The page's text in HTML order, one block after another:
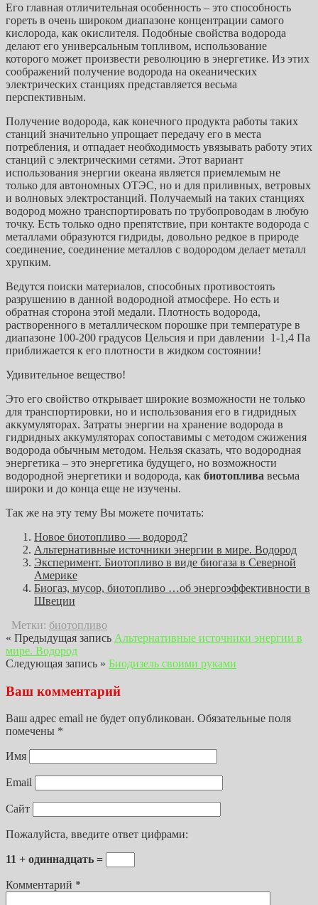
Его главная отличительная особенность – это способность
гореть в очень широком диапазоне концентрации самого
кислорода, как окислителя. Подобные свойства водорода
делают его универсальным топливом, использование
которого может произвести революцию в энергетике. Из этих
соображений получение водорода на океанических
электрических станциях представляется весьма
перспективным.
Получение водорода, как конечного продукта работы таких
станций значительно упрощает передачу его в места
потребления, и отпадает необходимость увязывать работу этих
станций с электрическими сетями. Этот вариант
использования энергии океана является приемлемым не
только для автономных ОТЭС, но и для приливных, ветровых
и волновых электростанций. Получаемый на таких станциях
водород можно транспортировать по трубопроводам в любую
точку. Есть только одно препятствие, при контакте водорода с
металлами образуются гидриды, довольно редкое в природе
соединение, соединение металлов с водородом делает металл
хрупким.
Ведутся поиски материалов, способных противостоять
разрушению в данной водородной атмосфере. Но есть и
обратная сторона этой медали. Плотность водорода,
растворенного в металлическом порошке при температуре в
диапазоне 100-200 градусов Цельсия и при давлении 1-1,4 Па
приближается к его плотности в жидком состоянии!
Удивительное вещество!
Это его свойство открывает широкие возможности не только
для транспортировки, но и использования его в гидридных
аккумуляторах. Затраты энергии на хранение водорода в
гидридных аккумуляторах сопоставимы с методом сжижения
водорода обычным методом. Нельзя сказать, что водородная
энергетика – это энергетика будущего, но возможности
водородной энергетики и водорода, как биотоплива весьма
широки и до конца еще не изучены.
Так же на эту тему Вы можете почитать:
Новое биотопливо — водород?
Альтернативные источники энергии в мире. Водород
Эксперимент. Биотопливо в виде биогаза в Северной
Америке
Биогаз, мусор, биотопливо …об энергоэффективности в
Швеции
Метки: биотопливо
« Предыдущая запись Альтернативные источники энергии в
мире. Водород
Следующая запись » Биодизель своими руками
Ваш комментарий
Ваш адрес email не будет опубликован. Обязательные поля
помечены *
Имя
Email
Сайт
Пожалуйста, введите ответ цифрами:
11 + одиннадцать =
Комментарий *